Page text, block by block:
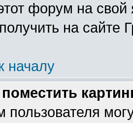
форум на
на сайте
началу
поместить